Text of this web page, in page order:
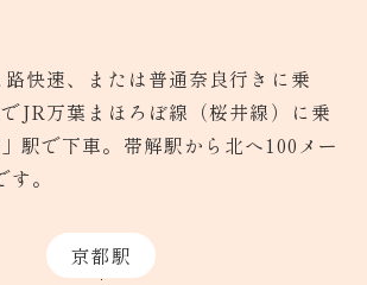
快速、または普通奈良行きに乗
JR万葉まほろぼ線（桜井線）に乗
駅で下車。帯解駅から北へ100メー
。
京都駅